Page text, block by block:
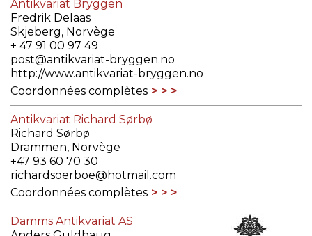
Antikvariat Bryggen
Fredrik Delaas
Skjeberg, Norvège
+ 47 91 00 97 49
post@antikvariat-bryggen.no
http://www.antikvariat-bryggen.no
Coordonnées complètes
Antikvariat Richard Sørbø
Richard Sørbø
Drammen, Norvège
+47 93 60 70 30
richardsoerboe@hotmail.com
Coordonnées complètes
Damms Antikvariat AS